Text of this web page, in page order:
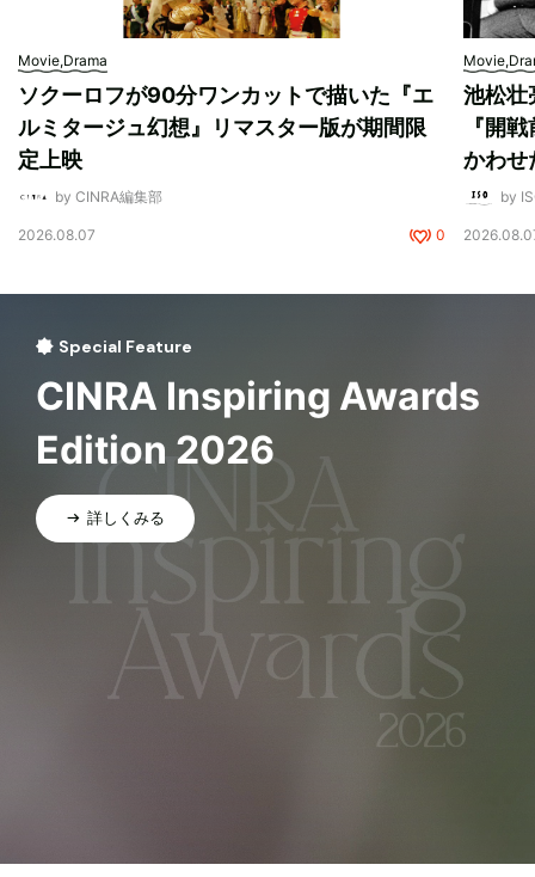
Movie,Drama
ソクーロフが90分ワンカットで描いた『エ
ルミタージュ幻想』リマスター版が期間限
定上映
by CINRA編集部
2026.08.07 0
池松壮
『開
かわせ
by
Special Feature
CINRA Inspiring Awards
Edition 2026
詳しくみる